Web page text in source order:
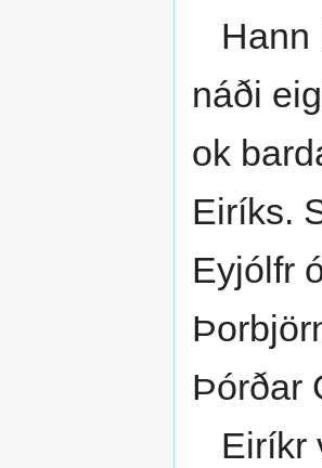
Hann
náði
ok
Eiríks.
Eyjólfr
Þórðar
Eiríkr